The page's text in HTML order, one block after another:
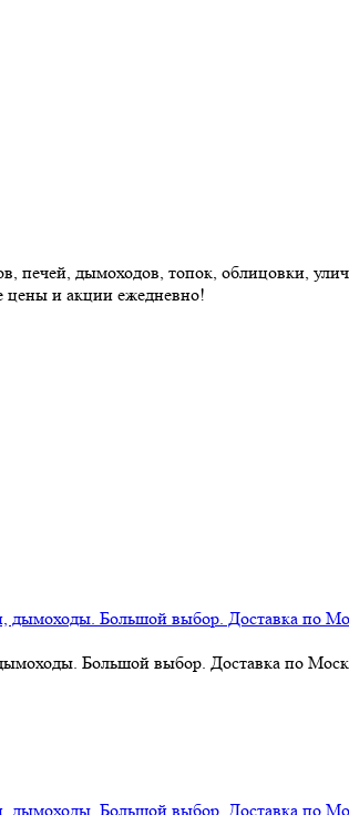
печей, дымоходов, топок, облицовки,
цены и акции ежедневно!
Большой выбор. Доставка по